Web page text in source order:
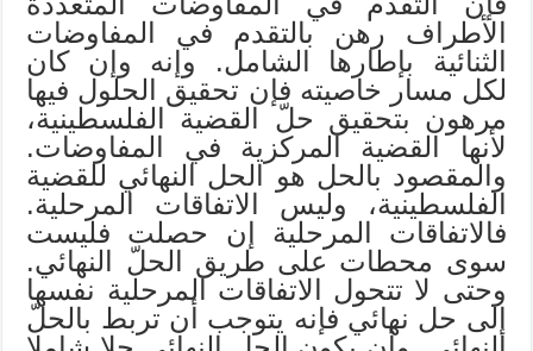
الأطراف رهن بالتقدم في المفاوضات
الثنائية بإطارها الشامل. وإنه وإن كان
لكل مسار خاصيته فإن تحقيق الحلول فيها
مرهون بتحقيق حلّ القضية الفلسطينية،
لأنها القضية المركزية في المفاوضات.
والمقصود بالحل هو الحل النهائي للقضية
الفلسطينية، وليس الاتفاقات المرحلية.
فالاتفاقات المرحلية إن حصلت فليست
سوى محطات على طريق الحلّ النهائي.
وحتى لا تتحول الاتفاقات المرحلية نفسها
إلى حل نهائي فإنه يتوجب أن تربط بالحلّ